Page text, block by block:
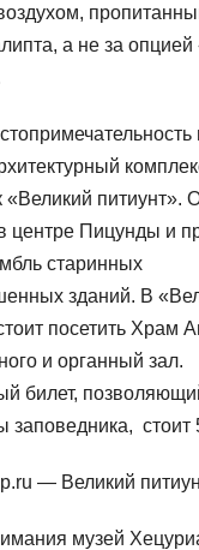
а не за опцией
«Великий питиунт».
центре Пицунды и
старинных
зданий. В
посетить Храм
и органный зал.
билет,
заповедника, стоит
— Великий
музей